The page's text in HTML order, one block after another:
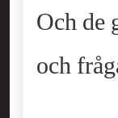
Och de
och